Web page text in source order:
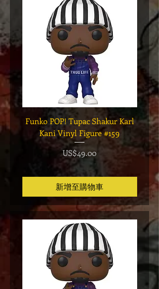
Funko POP! Tupac Shakur Karl
Kani Vinyl Figure #159
價格
US$49.00
新增至購物車